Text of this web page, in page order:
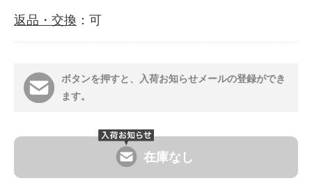
返品・交換 ：可
ボタンを押すと、入荷お知らせメールの登録ができ
ます。
在庫なし